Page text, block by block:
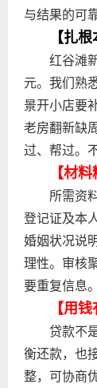
与结果的可
【扎
红谷滩
元。我们熟
景开小店要
老房翻新缺
过、帮过。
【材
所需资
登记证及本
婚姻状况说
理性。审核
要重复信息
【用
贷款不
衡还款，也
整，可协商